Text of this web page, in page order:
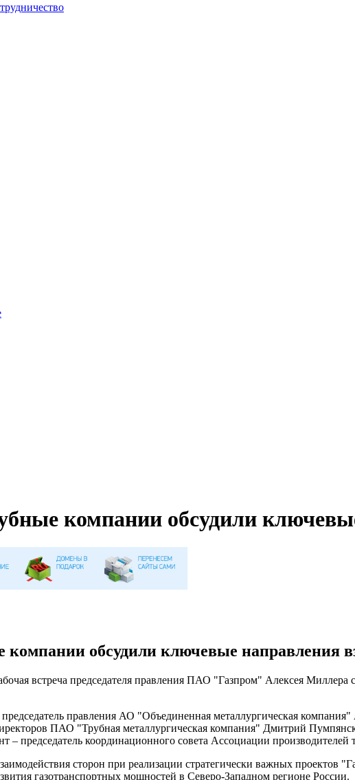
компании обсудили
обсудили ключевые направления
встреча председателя правления ПАО "Газпром" Алексея
правления АО "Объединенная металлургическая
ПАО "Трубная металлургическая компания" Дмитрий
– председатель координационного совета Ассоциации
сторон при реализации стратегически важных проектов
газотранспортных мощностей в Северо-Западном регионе России.